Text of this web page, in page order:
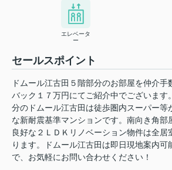
エレベータ
ー
セールスポイント
ドムール江古田５階部分のお部屋を仲介手
バック１７万円にてご紹介中でございます
分のドムール江古田は徒歩圏内スーパー等
な新耐震基準マンションです。南向き角部
良好な２ＬＤＫリノベーション物件は全居
ります。ドムール江古田は即日現地案内可
で、お気軽にお問い合わせください！